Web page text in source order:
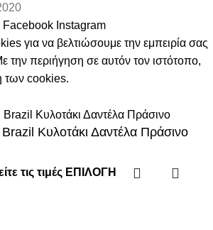
Facebook Instagram
για να βελτιώσουμε την εμπειρία σας
την περιήγηση σε αυτόν τον ιστότοπο,
των cookies.
Κυλοτάκι Δαντέλα Πράσινο
τις τιμές ΕΠΙΛΟΓΉ